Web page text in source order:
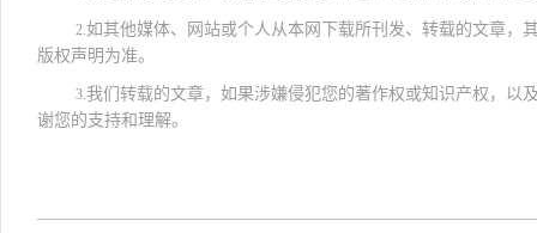
2.如其他媒体、网站或个人从本网下载所刊发、转载的文章，
版权声明为准。
3.我们转载的文章，如果涉嫌侵犯您的著作权或知识产权，以
谢您的支持和理解。